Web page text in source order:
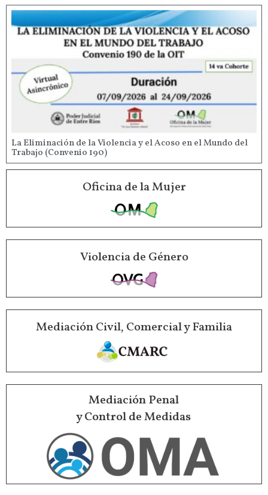
La Eliminación de la Violencia y el Acoso en el Mundo del
Trabajo (Convenio 190)
Oficina de la Mujer
Violencia de Género
Mediación Civil, Comercial y Familia
Mediación Penal
y Control de Medidas